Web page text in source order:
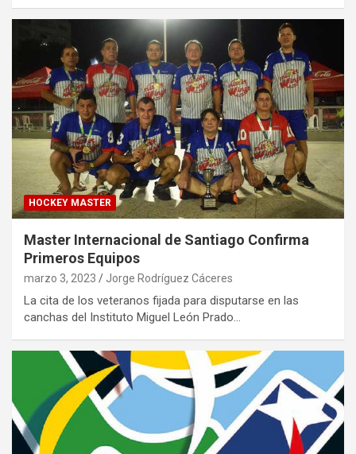
HOCKEY MASTER
Master Internacional de Santiago Confirma
Primeros Equipos
marzo 3, 2023 Jorge Rodríguez Cáceres
La cita de los veteranos fijada para disputarse en las
canchas del Instituto Miguel León Prado…